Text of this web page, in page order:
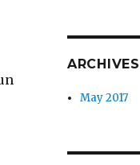
ARCHIVES
May 2017